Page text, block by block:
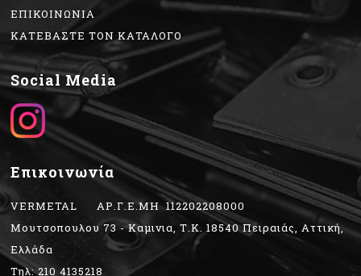
ΕΠΙΚΟΙΝΩΝΙΑ
ΚΑΤΕΒΑΣΤΕ ΤΟΝ ΚΑΤΑΛΟΓΟ
Social Media
Επικοινωνία
VERMETAL ΑΡ.Γ.Ε.ΜΗ 112202208000
Μουτσοπουλου 73 - Καμινια, Τ.Κ. 18540 Πειραιάς, Αττική,
Ελλάδα
Τηλ: 210 4135218